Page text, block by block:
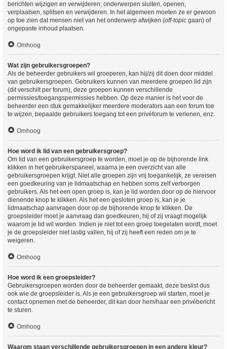
berichten wijzigen en verwijderen; onderwerpen sluiten, openen,
verplaatsen, splitsen en verwijderen. In het algemeen moeten ze er gewoon
op toe zien dat mensen niet van het onderwerp afwijken (off-topic gaan) of
ongepaste inhoud plaatsen.
Omhoog
Wat zijn gebruikersgroepen?
Als de beheerder gebruikers wil groeperen, kan hij/zij dit doen door middel
van gebruikersgroepen. Gebruikers kunnen van meerdere groepen lid zijn
(dit verschilt per forum), deze groepen kunnen verschillende
permissies/toegangspermissies hebben. Op deze manier is het voor de
beheerder een stuk gemakkelijker meerdere moderators aan een forum toe
te wijzen, bepaalde gebruikers toegang tot een privéforum te verlenen, enz.
Omhoog
Hoe word ik lid van een gebruikersgroep?
Om lid van een gebruikersgroep te worden, moet je op de bijhorende link
klikken in het gebruikerspaneel, waarna je een overzicht van alle
gebruikersgroepen krijgt. Niet alle groepen zijn vrij toegankelijk, ze vereisen
een goedkeuring van je lidmaatschap en hebben soms zelf verborgen
gebruikers. Als het een open groep is, kan je lid worden door op de hiervoor
dienende knop te klikken. Als het een gesloten groep is, kan je je
lidmaatschap aanvragen door op de bijhorende knop te klikken. De
groepsleider moet je aanvraag dan goedkeuren, hij of zij vraagt mogelijk
waarom je lid wil worden. Indien je niet tot een groep toegelaten wordt, moet
je de groepsleider niet lastig vallen, hij of zij heeft een reden om je te
weigeren.
Omhoog
Hoe word ik een groepsleider?
Gebruikersgroepen worden door de beheerder gemaakt, deze beslist dus
ook wie de groepsleider is. Als je een gebruikersgroep wil starten, moet je
contact opnemen met de beheerder, dit kan door hem/haar een privébericht
te sturen.
Omhoog
Waarom staan verschillende gebruikersgroepen in een andere kleur?